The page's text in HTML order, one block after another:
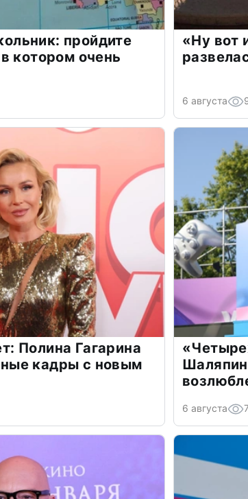
пройдите
котором очень
«Ну вот
6 августа
Полина Гагарина
кадры с новым
Шаляпин
6 августа